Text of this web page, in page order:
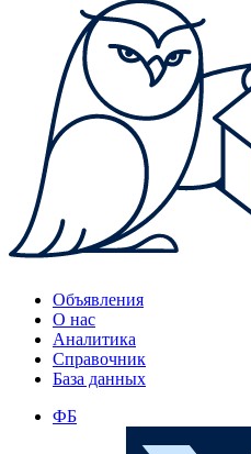
Объявления
О нас
Аналитика
Справочник
База данных
ФБ